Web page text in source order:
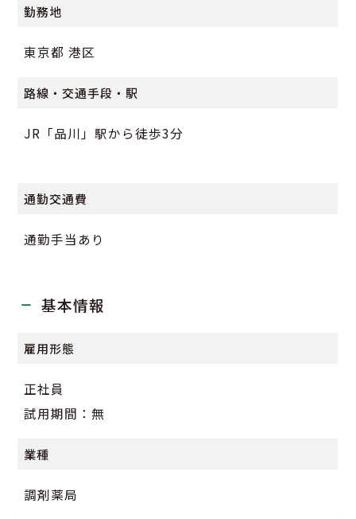
勤務地
東京都 港区
路線・交通手段・駅
JR「品川」駅から徒歩3分
通勤交通費
通勤手当あり
基本情報
雇用形態
正社員
試用期間：無
業種
調剤薬局